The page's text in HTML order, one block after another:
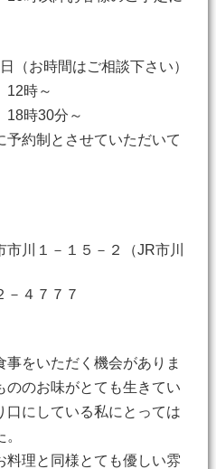
（お時間はご相談下さい）
～
分～
予約制とさせていただいて
５－２（JR市川
－４７７７
事をいただく機会がありま
ののお味がとても生きてい
口にしている私にとっては
料理と同様とても優しい雰